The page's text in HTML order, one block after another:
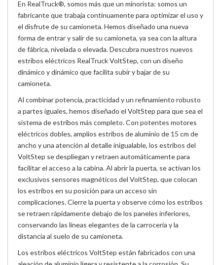
En RealTruck®, somos más que un minorista: somos un
fabricante que trabaja continuamente para optimizar el uso y
el disfrute de su camioneta. Hemos diseñado una nueva
forma de entrar y salir de su camioneta, ya sea con la altura
de fábrica, nivelada o elevada. Descubra nuestros nuevos
estribos eléctricos RealTruck VoltStep, con un diseño
dinámico y dinámico que facilita subir y bajar de su
camioneta.
Al combinar potencia, practicidad y un refinamiento robusto
a partes iguales, hemos diseñado el VoltStep para que sea el
sistema de estribos más completo. Con potentes motores
eléctricos dobles, amplios estribos de aluminio de 15 cm de
ancho y una atención al detalle inigualable, los estribos del
VoltStep se despliegan y retraen automáticamente para
facilitar el acceso a la cabina. Al abrir la puerta, se activan los
exclusivos sensores magnéticos del VoltStep, que colocan
los estribos en su posición para un acceso sin
complicaciones. Cierre la puerta y observe cómo los estribos
se retraen rápidamente debajo de los paneles inferiores,
conservando las líneas elegantes de la carrocería y la
distancia al suelo de su camioneta.
Los estribos eléctricos VoltStep están fabricados con una